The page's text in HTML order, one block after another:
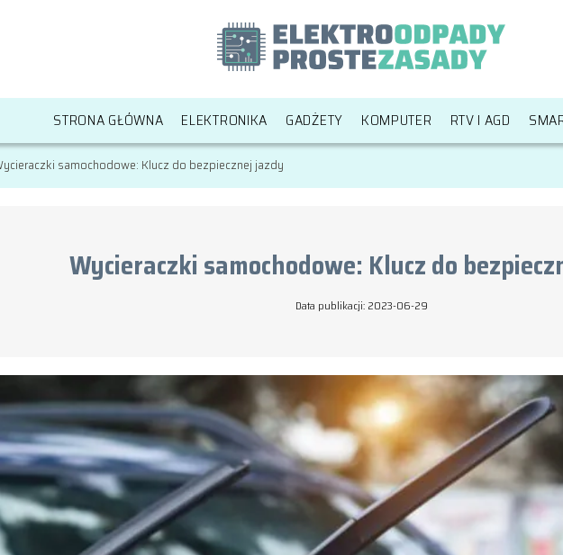
STRONA GŁÓWNA ELEKTRONIKA GADŻETY KOMPUTER RTV I AGD
samochodowe: Klucz do bezpiecznej jazdy
Wycieraczki samochodowe: Klucz do
Data publikacji: 2023-06-29